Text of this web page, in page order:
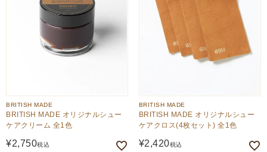
BRITISH MADE
BRITISH MADE オリジナルシュー
ケアクリーム 全1色
¥2,750税込
BRITISH MADE
BRITISH MADE オリジナルシュー
ケアクロス(4枚セット) 全1色
¥2,420税込